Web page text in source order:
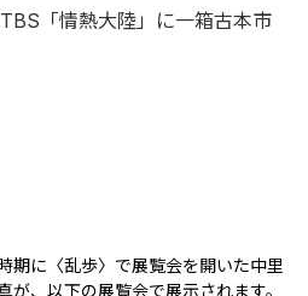
期に〈乱歩〉で展覧会を開いた中里
が、以下の展覧会で展示されます。